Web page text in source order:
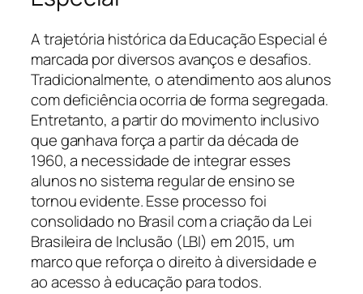
A trajetória histórica da Educação Especial é
marcada por diversos avanços e desafios.
Tradicionalmente, o atendimento aos alunos
com deficiência ocorria de forma segregada.
Entretanto, a partir do movimento inclusivo
que ganhava força a partir da década de
1960, a necessidade de integrar esses
alunos no sistema regular de ensino se
tornou evidente. Esse processo foi
consolidado no Brasil com a criação da Lei
Brasileira de Inclusão (LBI) em 2015, um
marco que reforça o direito à diversidade e
ao acesso à educação para todos.